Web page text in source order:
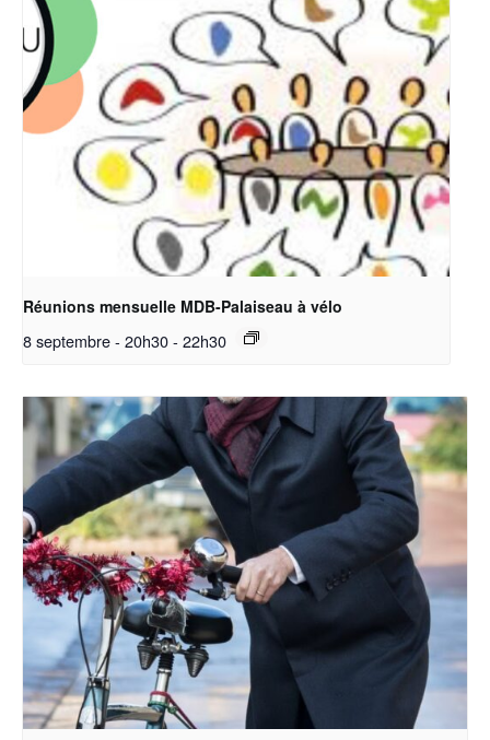
Réunions mensuelle MDB-Palaiseau à vélo
8 septembre - 20h30- 22h30